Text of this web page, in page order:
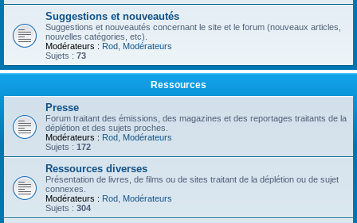
Suggestions et nouveautés
Suggestions et nouveautés concernant le site et le forum (nouveaux articles,
nouvelles catégories, etc).
Modérateurs : Rod Modérateurs
Sujets : 73
Ressources
Presse
Forum traitant des émissions, des magazines et des reportages traitants de la
déplétion et des sujets proches.
Modérateurs : Rod Modérateurs
Sujets : 172
Ressources diverses
Présentation de livres, de films ou de sites traitant de la déplétion ou de sujet
connexes.
Modérateurs : Rod Modérateurs
Sujets : 304